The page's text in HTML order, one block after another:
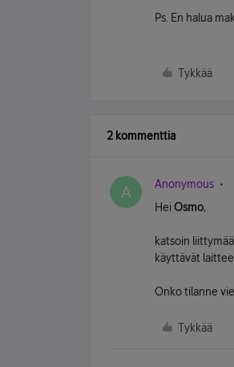
Ps. En halua
Tykkää
2 kommenttia
A Anonymous
HeiOsmo,
katsoin
käyttävät
Onko tilanne
Tykkää